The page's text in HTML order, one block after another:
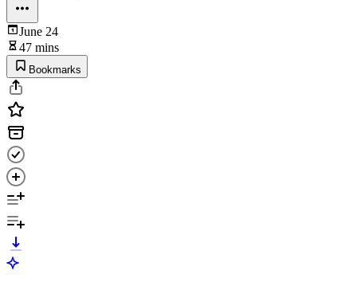
June 24
47 mins
Bookmarks